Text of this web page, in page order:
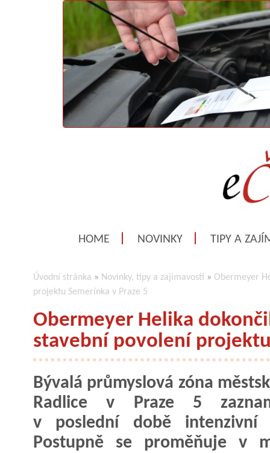
HOME NOVINKY TIPY A
Úvodní stránka » Novinky, tipy a zajímavosti » Obermeyer
projektu Semerínka v Praze 5
Obermeyer Helika
stavební povolení
Bývalá průmyslová zóna
Radlice v Praze 5
v poslední době intenzivní
Postupně se proměňuje v